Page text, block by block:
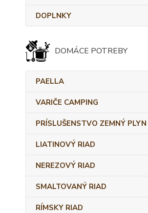
DOPLNKY
DOMÁCE POTREBY
PAELLA
VARIČE CAMPING
PRÍSLUŠENSTVO ZEMNÝ PLYN
LIATINOVÝ RIAD
NEREZOVÝ RIAD
SMALTOVANÝ RIAD
RÍMSKY RIAD